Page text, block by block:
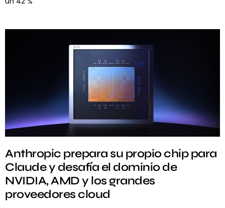
Anthropic prepara su propio chip para
Claude y desafía el dominio de
NVIDIA, AMD y los grandes
proveedores cloud